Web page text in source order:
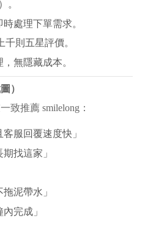
。
處理下單需求。
千則五星評價。
無隱藏成本。
）
致推薦 smilelong：
服回覆速度快」
找這家」
泥帶水」
完成」